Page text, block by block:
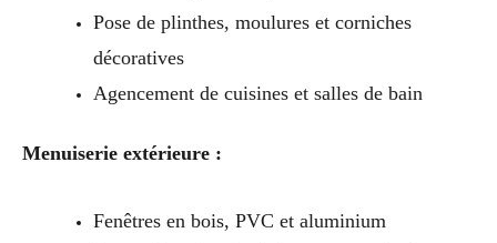
Pose de plinthes, moulures et corniches
décoratives
Agencement de cuisines et salles de bain
Menuiserie extérieure :
Fenêtres en bois, PVC et aluminium